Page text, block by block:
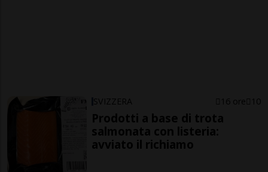
SVIZZERA 16 ore 10
Prodotti a base di trota
salmonata con listeria:
avviato il richiamo